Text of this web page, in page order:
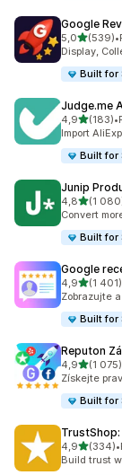
Google
5,0z 5 hvězd
(539)
Celkový •
Display,
Built for
Judge.me
4,9z 5 hvězd
(183)
Celkový •
Import
Built for
Junip
4,8z 5 hvězd
(1
Celkový
Convert
Built for
Google
4,9z 5 hvězd
(1 401)
Celkový
Zobrazujte
Built for
Reputon
4,9z 5 hvězd
(1 075)
Celkový
Získejte
Built for
4,9z 5 hvězd
(334)
Celkový •
Build trust